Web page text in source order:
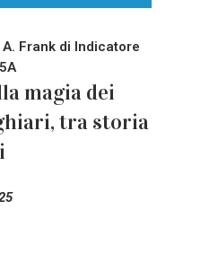
Frank di Indicatore
magia dei
tra storia